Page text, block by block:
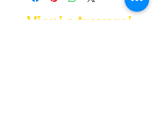
Vieni a trovarci